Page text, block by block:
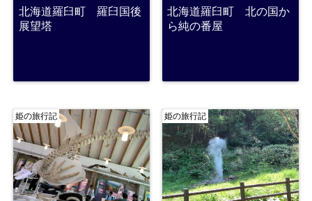
北海道羅臼町 羅臼国後
展望塔
北海道羅臼町 北の国か
ら純の番屋
姫の旅行記 姫の旅行記